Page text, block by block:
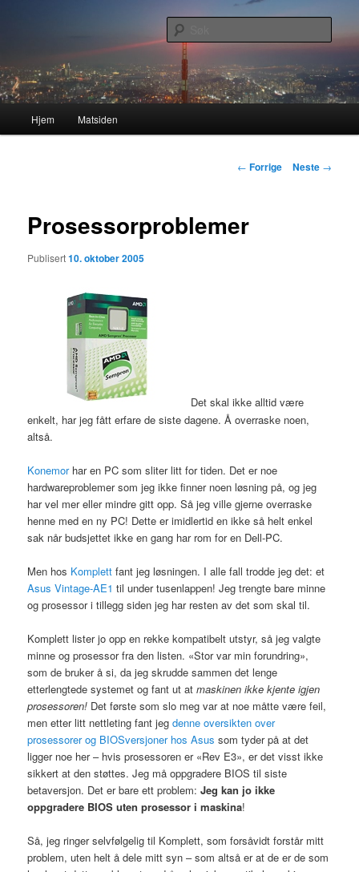
hovedinnholdet
Lasses hjemmeside
Hjem Matsiden
Innleggsnavigasjon
← Forrige Neste →
Prosessorproblemer
Publisert10. oktober 2005
Det skal ikke alltid være
enkelt, har jeg fått erfare de siste dagene. Å overraske noen,
altså.
Konemorhar en PC som sliter litt for tiden. Det er noe
hardwareproblemer som jeg ikke finner noen løsning på, og jeg
har vel mer eller mindre gitt opp. Så jeg ville gjerne overraske
henne med en ny PC! Dette er imidlertid en ikke så helt enkel
sak når budsjettet ikke en gang har rom for en Dell-PC.
Men hos Komplett fant jeg løsningen. I alle fall trodde jeg det: et
Asus Vintage-AE1 til under tusenlappen! Jeg trengte bare minne
og prosessor i tillegg siden jeg har resten av det som skal til.
Komplett lister jo opp en rekke kompatibelt utstyr, så jeg valgte
minne og prosessor fra den listen. «Stor var min forundring»,
som de bruker å si, da jeg skrudde sammen det lenge
etterlengtede systemet og fant ut atmaskinen ikke kjente igjen
prosessoren! Det første som slo meg var at noe måtte være feil,
men etter litt nettleting fant jegdenne oversikten over
prosessorer og BIOSversjoner hos Asus som tyder på at det
ligger noe her – hvis prosessoren er «Rev E3», er det visst ikke
sikkert at den støttes. Jeg må oppgradere BIOS til siste
betaversjon. Det er bare ett problem:Jeg kan jo ikke
oppgradere BIOS uten prosessor i maskina!
Så, jeg ringer selvfølgelig til Komplett, som forsåvidt forstår mitt
problem, uten helt å dele mitt syn – som altså er at de er de som